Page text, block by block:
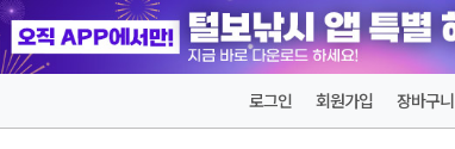
로그인 회원가입 장바구니